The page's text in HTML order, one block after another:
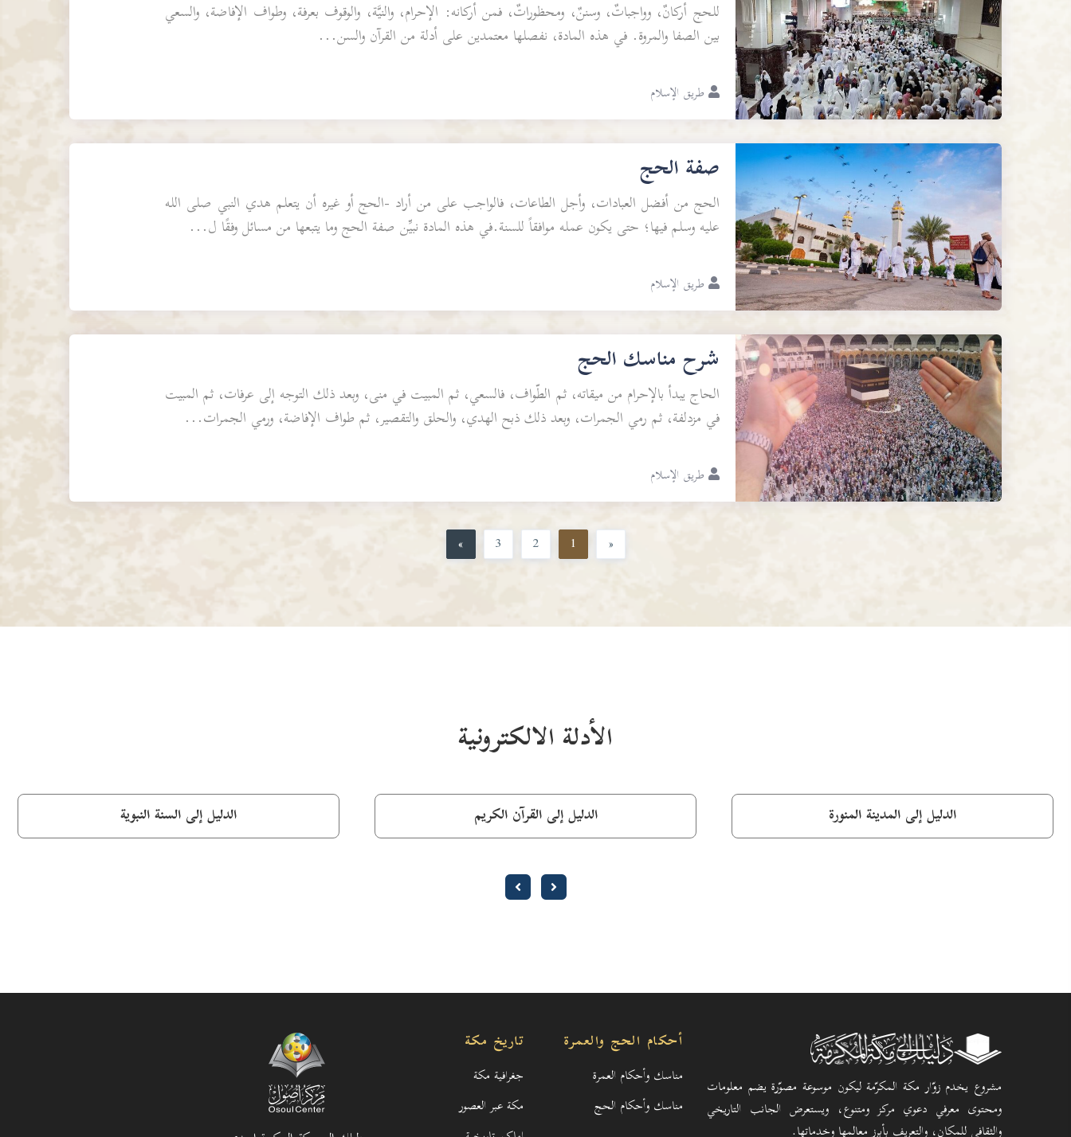
للحج أركانٌ، وواجباتٌ، وسننٌ، ومحظوراتٌ، فمن أركانه: الإحرام، والنيَّة، والوقوف بعرفة، وطواف الإفاضة، والسعي
بين الصفا والمروة. في هذه المادة، نفصلها معتمدين على أدلة من القرآن والسن...
طريق الإسلام
صفة الحج
الحج من أفضل العبادات، وأجل الطاعات، فالواجب على من أراد -الحج أو غيره أن يتعلم هدي النبي صلى الله
عليه وسلم فيها؛ حتى يكون عمله موافقاً للسنة.في هذه المادة نبيِّن صفة الحج وما يتبعها من مسائل وفقًا ل...
طريق الإسلام
شرح مناسك الحج
الحاج يبدأ بالإحرام من ميقاته، ثم الطَّواف، فالسعي، ثم المبيت في منى، وبعد ذلك التوجه إلى عرفات، ثم المبيت
في مزدلفة، ثم رمي الجمرات، وبعد ذلك ذبح الهدي، والحلق والتقصير، ثم طواف الإفاضة، ورمي الجمرات...
طريق الإسلام
«
1
2
3
»
الأدلة الالكترونية
الدليل إلى المدينة المنورة الدليل إلى القرآن الكريم الدليل إلى السنة النبوية
مشروع يخدم زوّار مكة المكرّمة ليكون موسوعة مصوّرة يضم معلومات
ومحتوى معرفي دعوي مركز ومتنوع، ويستعرض الجانب التاريخي
والثقافي للمكان، والتعريف بأبرز معالمها وخدماتها.
أحكام الحج والعمرة
مناسك وأحكام العمرة
مناسك وأحكام الحج
تاريخ مكة
جغرافية مكة
مكة عبر العصور